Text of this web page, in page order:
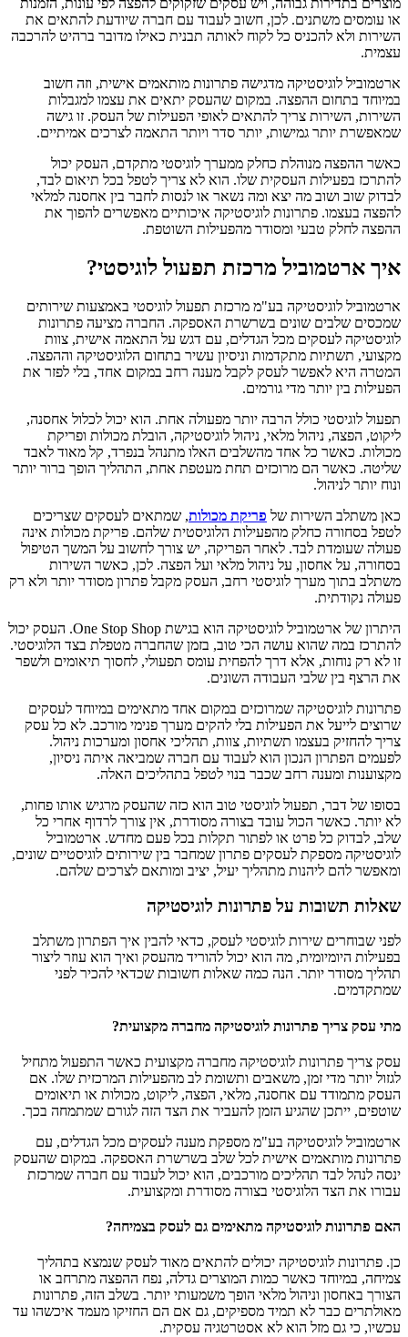
מוצרים בתדירות גבוהה, ויש עסקים שזקוקים להפצה לפי עונות, הזמנות
או עומסים משתנים. לכן, חשוב לעבוד עם חברה שיודעת להתאים את
השירות ולא להכניס כל לקוח לאותה תבנית כאילו מדובר ברהיט להרכבה
עצמית.
ארטמוביל לוגיסטיקה מדגישה פתרונות מותאמים אישית, וזה חשוב
במיוחד בתחום ההפצה. במקום שהעסק יתאים את עצמו למגבלות
השירות, השירות צריך להתאים לאופי הפעילות של העסק. זו גישה
שמאפשרת יותר גמישות, יותר סדר ויותר התאמה לצרכים אמיתיים.
כאשר ההפצה מנוהלת כחלק ממערך לוגיסטי מתקדם, העסק יכול
להתרכז בפעילות העסקית שלו. הוא לא צריך לטפל בכל תיאום לבד,
לבדוק שוב ושוב מה יצא ומה נשאר או לנסות לחבר בין אחסנה למלאי
להפצה בעצמו. פתרונות לוגיסטיקה איכותיים מאפשרים להפוך את
ההפצה לחלק טבעי ומסודר מהפעילות השוטפת.
איך ארטמוביל מרכזת תפעול לוגיסטי?
ארטמוביל לוגיסטיקה בע"מ מרכזת תפעול לוגיסטי באמצעות שירותים
שמכסים שלבים שונים בשרשרת האספקה. החברה מציעה פתרונות
לוגיסטיקה לעסקים מכל הגדלים, עם דגש על התאמה אישית, צוות
מקצועי, תשתיות מתקדמות וניסיון עשיר בתחום הלוגיסטיקה וההפצה.
המטרה היא לאפשר לעסק לקבל מענה רחב במקום אחד, בלי לפזר את
הפעילות בין יותר מדי גורמים.
תפעול לוגיסטי כולל הרבה יותר מפעולה אחת. הוא יכול לכלול אחסנה,
ליקוט, הפצה, ניהול מלאי, ניהול לוגיסטיקה, הובלת מכולות ופריקת
מכולות. כאשר כל אחד מהשלבים האלו מתנהל בנפרד, קל מאוד לאבד
שליטה. כאשר הם מרוכזים תחת מעטפת אחת, התהליך הופך ברור יותר
ונוח יותר לניהול.
כאן משתלב השירות של פריקת מכולות, שמתאים לעסקים שצריכים
לטפל בסחורה כחלק מהפעילות הלוגיסטית שלהם. פריקת מכולות אינה
פעולה שעומדת לבד. לאחר הפריקה, יש צורך לחשוב על המשך הטיפול
בסחורה, על אחסון, על ניהול מלאי ועל הפצה. לכן, כאשר השירות
משתלב בתוך מערך לוגיסטי רחב, העסק מקבל פתרון מסודר יותר ולא רק
פעולה נקודתית.
היתרון של ארטמוביל לוגיסטיקה הוא בגישת One Stop Shop. העסק יכול
להתרכז במה שהוא עושה הכי טוב, בזמן שהחברה מטפלת בצד הלוגיסטי.
זו לא רק נוחות, אלא דרך להפחית עומס תפעולי, לחסוך תיאומים ולשפר
את הרצף בין שלבי העבודה השונים.
פתרונות לוגיסטיקה שמרוכזים במקום אחד מתאימים במיוחד לעסקים
שרוצים לייעל את הפעילות בלי להקים מערך פנימי מורכב. לא כל עסק
צריך להחזיק בעצמו תשתיות, צוות, תהליכי אחסון ומערכות ניהול.
לפעמים הפתרון הנכון הוא לעבוד עם חברה שמביאה איתה ניסיון,
מקצוענות ומענה רחב שכבר בנוי לטפל בתהליכים האלה.
בסופו של דבר, תפעול לוגיסטי טוב הוא כזה שהעסק מרגיש אותו פחות,
לא יותר. כאשר הכול עובד בצורה מסודרת, אין צורך לרדוף אחרי כל
שלב, לבדוק כל פרט או לפתור תקלות בכל פעם מחדש. ארטמוביל
לוגיסטיקה מספקת לעסקים פתרון שמחבר בין שירותים לוגיסטיים שונים,
ומאפשר להם ליהנות מתהליך יעיל, יציב ומותאם לצרכים שלהם.
שאלות תשובות על פתרונות לוגיסטיקה
לפני שבוחרים שירות לוגיסטי לעסק, כדאי להבין איך הפתרון משתלב
בפעילות היומיומית, מה הוא יכול להוריד מהעסק ואיך הוא עוזר ליצור
תהליך מסודר יותר. הנה כמה שאלות חשובות שכדאי להכיר לפני
שמתקדמים.
מתי עסק צריך פתרונות לוגיסטיקה מחברה מקצועית?
עסק צריך פתרונות לוגיסטיקה מחברה מקצועית כאשר התפעול מתחיל
לגזול יותר מדי זמן, משאבים ותשומת לב מהפעילות המרכזית שלו. אם
העסק מתמודד עם אחסנה, מלאי, הפצה, ליקוט, מכולות או תיאומים
שוטפים, ייתכן שהגיע הזמן להעביר את הצד הזה לגורם שמתמחה בכך.
ארטמוביל לוגיסטיקה בע"מ מספקת מענה לעסקים מכל הגדלים, עם
פתרונות מותאמים אישית לכל שלב בשרשרת האספקה. במקום שהעסק
ינסה לנהל לבד תהליכים מורכבים, הוא יכול לעבוד עם חברה שמרכזת
עבורו את הצד הלוגיסטי בצורה מסודרת ומקצועית.
האם פתרונות לוגיסטיקה מתאימים גם לעסק בצמיחה?
כן. פתרונות לוגיסטיקה יכולים להתאים מאוד לעסק שנמצא בתהליך
צמיחה, במיוחד כאשר כמות המוצרים גדלה, נפח ההפצה מתרחב או
הצורך באחסון וניהול מלאי הופך משמעותי יותר. בשלב הזה, פתרונות
מאולתרים כבר לא תמיד מספיקים, גם אם הם החזיקו מעמד איכשהו עד
עכשיו, כי גם מזל הוא לא אסטרטגיה עסקית.